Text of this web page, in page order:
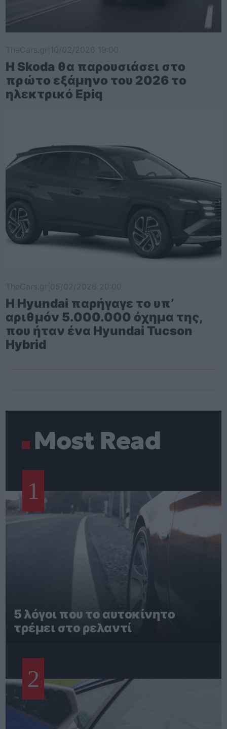
Η Skoda θα παρουσιάσει στο
πρώτο εξάμηνο του 2026 το
ηλεκτρικό Epiq
Η Hyundai παρήγαγε το υπ’
αριθμόν 5.000.000 όχημα της,
που ήταν ένα Hyundai Tucson
Hybrid
Most Read
1
5 λόγοι που το αυτοκίνητο
τρέμει στο ρελαντί
2